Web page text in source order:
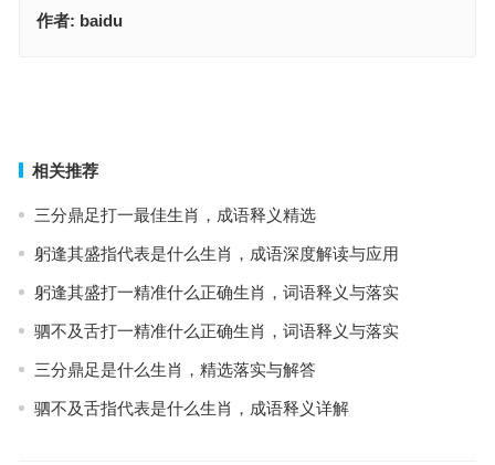
作者: baidu
相关推荐
三分鼎足打一最佳生肖，成语释义精选
躬逢其盛指代表是什么生肖，成语深度解读与应用
躬逢其盛打一精准什么正确生肖，词语释义与落实
驷不及舌打一精准什么正确生肖，词语释义与落实
三分鼎足是什么生肖，精选落实与解答
驷不及舌指代表是什么生肖，成语释义详解